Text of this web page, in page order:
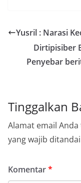
Yusril : Narasi
Dirtipisiber
Penyebar
Tinggalkan
Alamat email
yang wajib ditandai
Komentar*